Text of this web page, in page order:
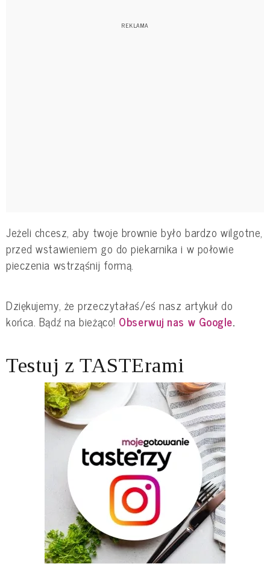
Jeżeli chcesz, aby twoje brownie było bardzo wilgotne,
przed wstawieniem go do piekarnika i w połowie
pieczenia wstrząśnij formą.
Dziękujemy, że przeczytałaś/eś nasz artykuł do
końca. Bądź na bieżąco! Obserwuj nas w Google.
Testuj z TASTErami